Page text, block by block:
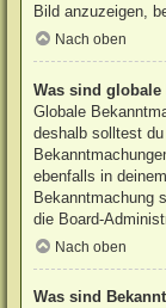
Bild anzuzeigen,
Nach oben
Was sind
Globale
deshalb solltest
ebenfalls in
Bekanntmachung
die Board-
Nach oben
Was sind